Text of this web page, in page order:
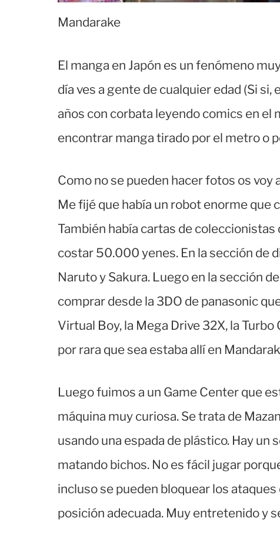
Mandarake
El manga en Japón es un fenómeno
día ves a gente de cualquier edad (Si
años con corbata leyendo comics en el
encontrar manga tirado por el metro o
Como no se pueden hacer fotos os voy
Me fijé que había un robot enorme que
También había cartas de
costar 50.000 yenes. En la sección de
Naruto y Sakura. Luego en la sección
comprar desde la 3DO de panasonic
Virtual Boy, la Mega Drive 32X, la
por rara que sea estaba allí en
Luego fuimos a un Game Center que
máquina muy curiosa. Se trata de
usando una espada de plástico. Hay
matando bichos. No es fácil jugar
incluso se pueden bloquear los
posición adecuada. Muy entretenido y